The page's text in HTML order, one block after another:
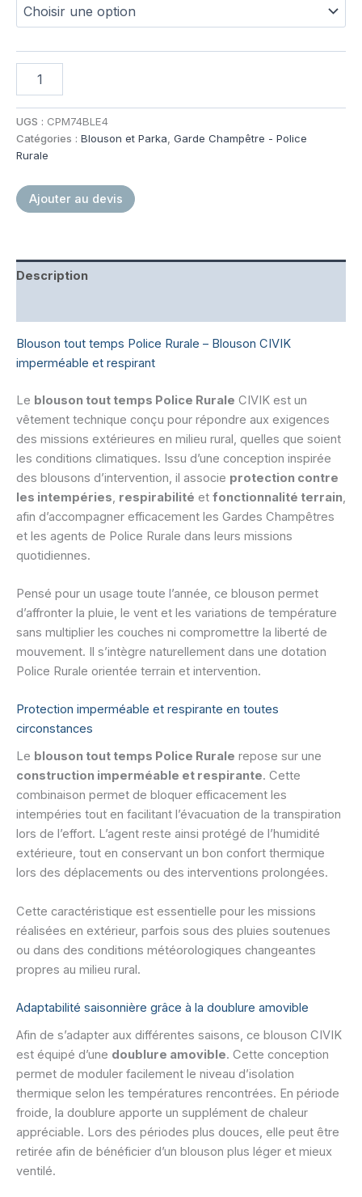
CIVIK
GC-
PR
UGS : CPM74BLE4
Catégories : Blouson et Parka, Garde Champêtre - Police
Rurale
Ajouter au devis
Description
Blouson tout temps Police Rurale – Blouson CIVIK
imperméable et respirant
Le blouson tout temps Police Rurale CIVIK est un
vêtement technique conçu pour répondre aux exigences
des missions extérieures en milieu rural, quelles que soient
les conditions climatiques. Issu d’une conception inspirée
des blousons d’intervention, il associe protection contre
les intempéries respirabilité et fonctionnalité terrain
afin d’accompagner efficacement les Gardes Champêtres
et les agents de Police Rurale dans leurs missions
quotidiennes.
Pensé pour un usage toute l’année, ce blouson permet
d’affronter la pluie, le vent et les variations de température
sans multiplier les couches ni compromettre la liberté de
mouvement. Il s’intègre naturellement dans une dotation
Police Rurale orientée terrain et intervention.
Protection imperméable et respirante en toutes
circonstances
Le blouson tout temps Police Rurale repose sur une
construction imperméable et respirante. Cette
combinaison permet de bloquer efficacement les
intempéries tout en facilitant l’évacuation de la transpiration
lors de l’effort. L’agent reste ainsi protégé de l’humidité
extérieure, tout en conservant un bon confort thermique
lors des déplacements ou des interventions prolongées.
Cette caractéristique est essentielle pour les missions
réalisées en extérieur, parfois sous des pluies soutenues
ou dans des conditions météorologiques changeantes
propres au milieu rural.
Adaptabilité saisonnière grâce à la doublure amovible
Afin de s’adapter aux différentes saisons, ce blouson CIVIK
est équipé d’une doublure amovible. Cette conception
permet de moduler facilement le niveau d’isolation
thermique selon les températures rencontrées. En période
froide, la doublure apporte un supplément de chaleur
appréciable. Lors des périodes plus douces, elle peut être
retirée afin de bénéficier d’un blouson plus léger et mieux
ventilé.